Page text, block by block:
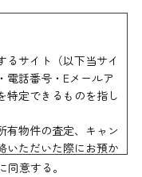
るサイト（以下当サイ
電話番号・Eメールア
特定できるものを指し
有物件の査定、キャン
いただいた際にお預か
情報を収集すること
意する。